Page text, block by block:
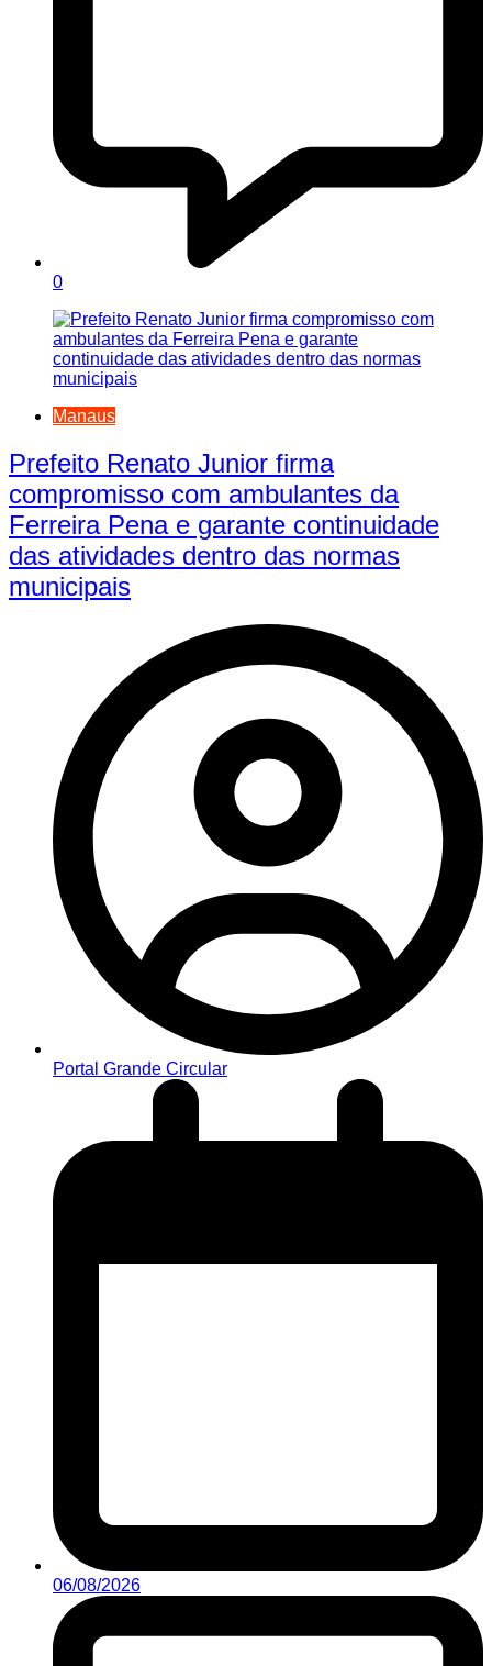
0
Manaus
Prefeito Renato Junior firma
compromisso com ambulantes da
Ferreira Pena e garante continuidade
das atividades dentro das normas
municipais
Portal Grande Circular
06/08/2026